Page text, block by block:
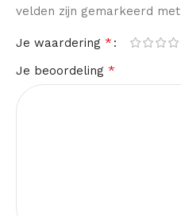
velden zijn gemarkeerd met
Je waardering *
Je beoordeling *